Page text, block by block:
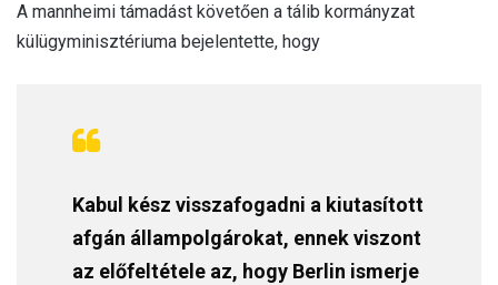
A mannheimi támadást követően a tálib kormányzat
külügyminisztériuma bejelentette, hogy
Kabul kész visszafogadni a kiutasított
afgán állampolgárokat, ennek viszont
az előfeltétele az, hogy Berlin ismerje